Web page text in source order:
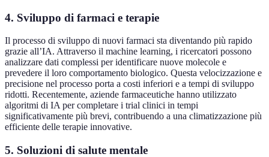
4. Sviluppo di farmaci e terapie
Il processo di sviluppo di nuovi farmaci sta diventando più rapido
grazie all’IA. Attraverso il machine learning, i ricercatori possono
analizzare dati complessi per identificare nuove molecole e
prevedere il loro comportamento biologico. Questa velocizzazione e
precisione nel processo porta a costi inferiori e a tempi di sviluppo
ridotti. Recentemente, aziende farmaceutiche hanno utilizzato
algoritmi di IA per completare i trial clinici in tempi
significativamente più brevi, contribuendo a una climatizzazione più
efficiente delle terapie innovative.
5. Soluzioni di salute mentale